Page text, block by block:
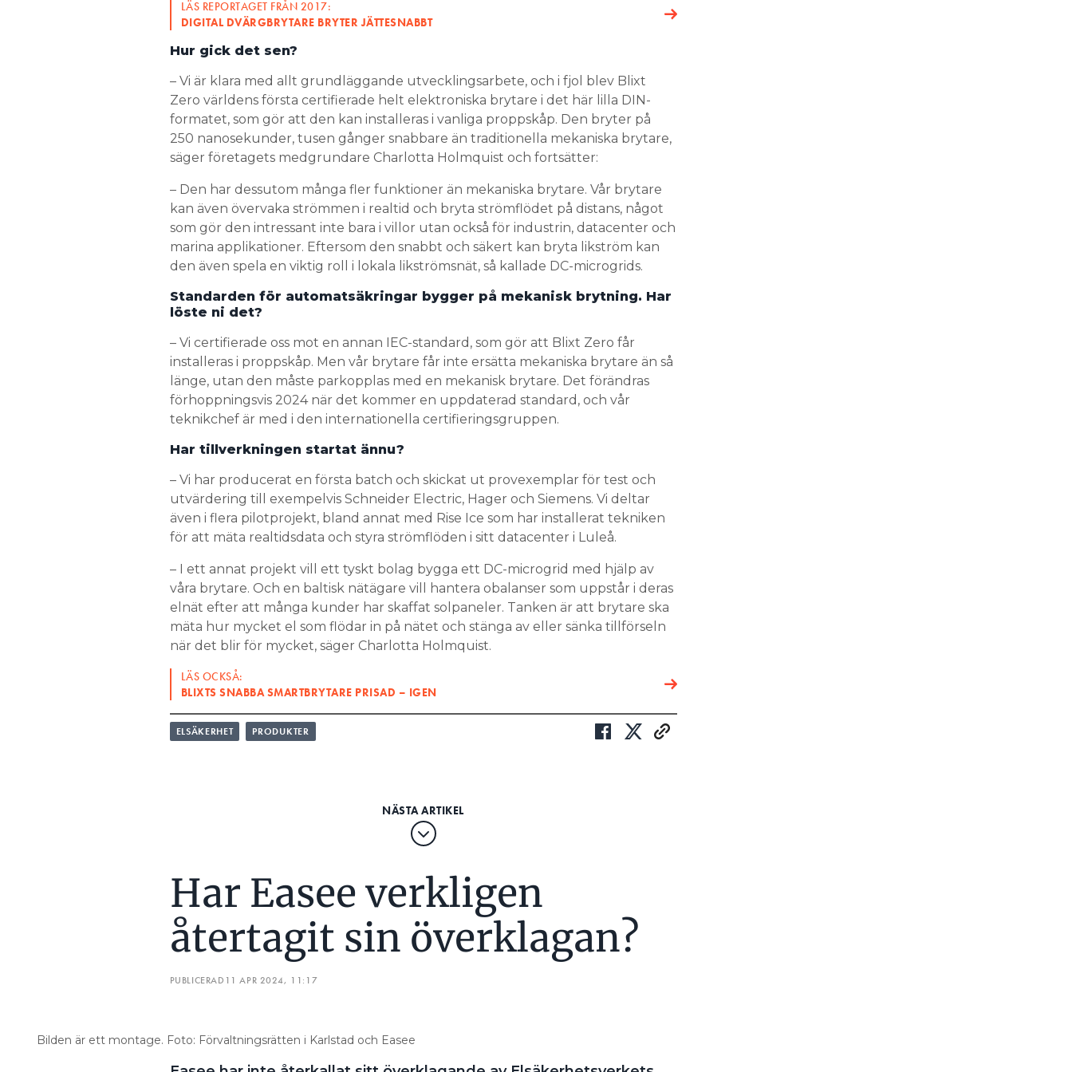
uppfyller kraven i den standard som utrustningen är deklarerad för, EN 61008-
används reläer i stället.
– Fördelen med reglerelektronik är att den inte är så dyr, men den är inte
erkänd inom standardiseringen som ett skydd, säger Joakim Grafström.
– Vi är klara med allt grundläggande utvecklingsarbete, och i fjol blev Blixt
Zero världens första certifierade helt elektroniska brytare i det här lilla DIN-
formatet, som gör att den kan installeras i vanliga proppskåp. Den bryter på
250 nanosekunder, tusen gånger snabbare än traditionella mekaniska brytare,
säger företagets medgrundare Charlotta Holmquist och fortsätter:
– Den har dessutom många fler funktioner än mekaniska brytare. Vår brytare
kan även övervaka strömmen i realtid och bryta strömflödet på distans, något
som gör den intressant inte bara i villor utan också för industrin, datacenter och
marina applikationer. Eftersom den snabbt och säkert kan bryta likström kan
den även spela en viktig roll i lokala likströmsnät, så kallade DC-microgrids.
Standarden för automatsäkringar bygger på mekanisk brytning. Har
löste ni det?
– Vi certifierade oss mot en annan IEC-standard, som gör att Blixt Zero får
installeras i proppskåp. Men vår brytare får inte ersätta mekaniska brytare än så
länge, utan den måste parkopplas med en mekanisk brytare. Det förändras
förhoppningsvis 2024 när det kommer en uppdaterad standard, och vår
teknikchef är med i den internationella certifieringsgruppen.
Har tillverkningen startat ännu?
– Vi har producerat en första batch och skickat ut provexemplar för test och
även i flera pilotprojekt, bland annat med Rise Ice som har installerat tekniken
för att mäta realtidsdata och styra strömflöden i sitt datacenter i Luleå.
– I ett annat projekt vill ett tyskt bolag bygga ett DC-microgrid med hjälp av
våra brytare. Och en baltisk nätägare vill hantera obalanser som uppstår i deras
elnät efter att många kunder har skaffat solpaneler. Tanken är att brytare ska
mäta hur mycket el som flödar in på nätet och stänga av eller sänka tillförseln
när det blir för mycket, säger Charlotta Holmquist.
LÄS OCKSÅ:
BLIXTS SNABBA SMARTBRYTARE PRISAD – IGEN
Har Easee verkligen
återtagit sin överklagan?
pressmeddelande i dag. Blir förhandlingen av den 24 april? Det
frågade vi Förvaltningsrätten i Karlstad om.